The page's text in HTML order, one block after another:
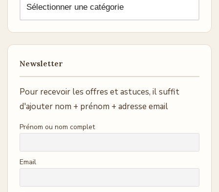
Newsletter
Pour recevoir les offres et astuces, il suffit
d'ajouter nom + prénom + adresse email
Prénom ou nom complet
Email